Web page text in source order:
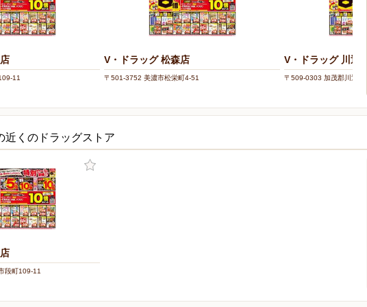
11
V・ドラッグ 松森店
〒501-3752 美濃市松栄町4-51
V・ドラッグ 川辺店
〒509-0303 加茂郡川辺町
近くのドラッグストア
段町109-11